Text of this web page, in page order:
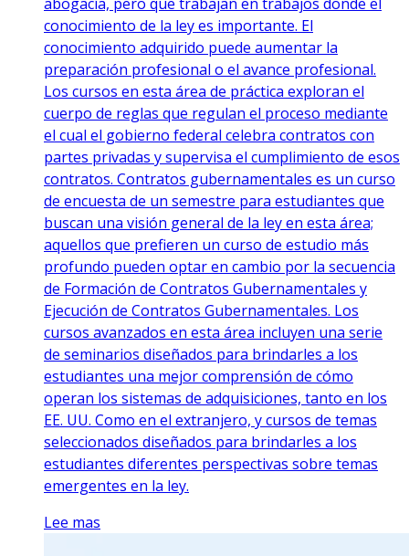
conocimiento de la ley es importante. El
conocimiento adquirido puede aumentar la
preparación profesional o el avance profesional.
Los cursos en esta área de práctica exploran el
cuerpo de reglas que regulan el proceso mediante
el cual el gobierno federal celebra contratos con
partes privadas y supervisa el cumplimiento de esos
contratos. Contratos gubernamentales es un curso
de encuesta de un semestre para estudiantes que
buscan una visión general de la ley en esta área;
aquellos que prefieren un curso de estudio más
profundo pueden optar en cambio por la secuencia
de Formación de Contratos Gubernamentales y
Ejecución de Contratos Gubernamentales. Los
cursos avanzados en esta área incluyen una serie
de seminarios diseñados para brindarles a los
estudiantes una mejor comprensión de cómo
operan los sistemas de adquisiciones, tanto en los
EE. UU. Como en el extranjero, y cursos de temas
seleccionados diseñados para brindarles a los
estudiantes diferentes perspectivas sobre temas
emergentes en la ley.
Lee mas